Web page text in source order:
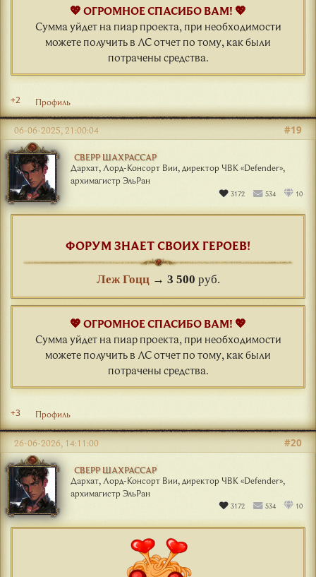
💖 ОГРОМНОЕ СПАСИБО ВАМ! 💖
Сумма уйдет на пиар проекта, при необходимости
можете получить в ЛС отчет по тому, как были
потрачены средства.
+2 Профиль
СВЕРР ШАХРАССАР
Дархат, Лорд-Консорт Вии, директор ЧВК «Defender»,
архимагистр ЭльРан
3172 534 10
#19
06-06-2025, 21:00:04
ФОРУМ ЗНАЕТ СВОИХ ГЕРОЕВ!
Леж Гоцц→ 3 500 руб.
💖 ОГРОМНОЕ СПАСИБО ВАМ! 💖
Сумма уйдет на пиар проекта, при необходимости
можете получить в ЛС отчет по тому, как были
потрачены средства.
+3 Профиль
СВЕРР ШАХРАССАР
Дархат, Лорд-Консорт Вии, директор ЧВК «Defender»,
архимагистр ЭльРан
3172 534 10
#20
26-06-2026, 14:11:00